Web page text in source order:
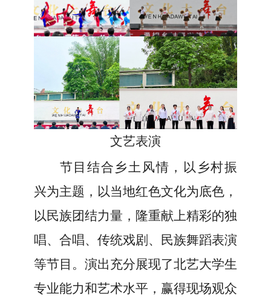
文艺表演
节目结合乡土风情，以乡村振
兴为主题，以当地红色文化为底色，
以民族团结力量，隆重献上精彩的独
唱、合唱、传统戏剧、民族舞蹈表演
等节目。演出充分展现了北艺大学生
专业能力和艺术水平 ，赢得现场观众